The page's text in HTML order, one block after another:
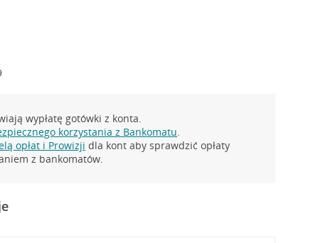
wypłatę gotówki z konta.
korzystania z Bankomatu.
opłat i Prowizji dla kont aby sprawdzić opłaty
z bankomatów.